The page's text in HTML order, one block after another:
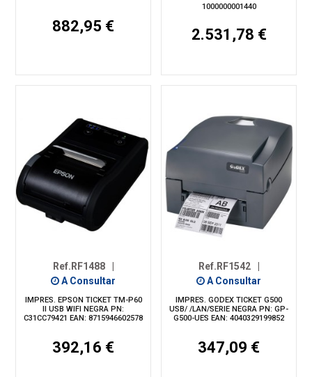
882,95 €
1000000001440
2.531,78 €
Ref.RF1488
A Consultar
IMPRES. EPSON TICKET TM-P60
II USB WIFI NEGRA PN:
C31CC79421 EAN: 8715946602578
392,16 €
Ref.RF1542
A Consultar
IMPRES. GODEX TICKET G500
USB/ /LAN/SERIE NEGRA PN: GP-
G500-UES EAN: 4040329199852
347,09 €